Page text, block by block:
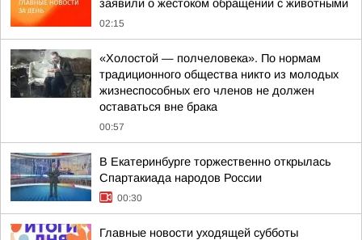
заявили о жестоком обращении с животными
02:15
«Холостой — полчеловека». По нормам
традиционного общества никто из молодых
жизнеспособных его членов не должен
оставаться вне брака
00:57
В Екатеринбурге торжественно открылась
Спартакиада народов России
00:30
Главные новости уходящей субботы